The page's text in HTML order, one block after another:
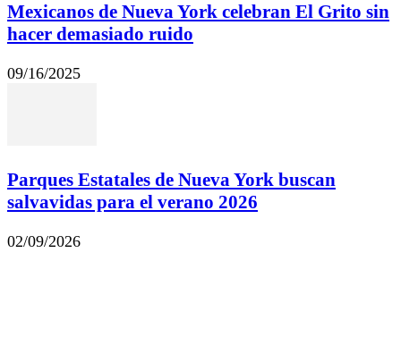
Mexicanos de Nueva York celebran El Grito sin
hacer demasiado ruido
09/16/2025
Parques Estatales de Nueva York buscan
salvavidas para el verano 2026
02/09/2026